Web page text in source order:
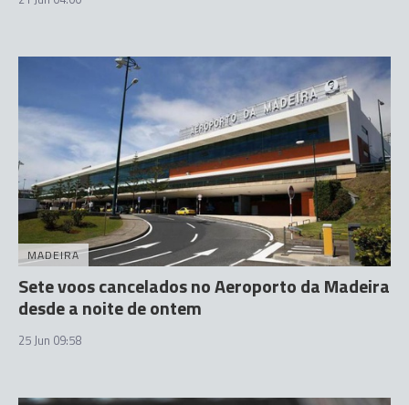
MADEIRA
Sete voos cancelados no Aeroporto da Madeira
desde a noite de ontem
25 Jun 09:58